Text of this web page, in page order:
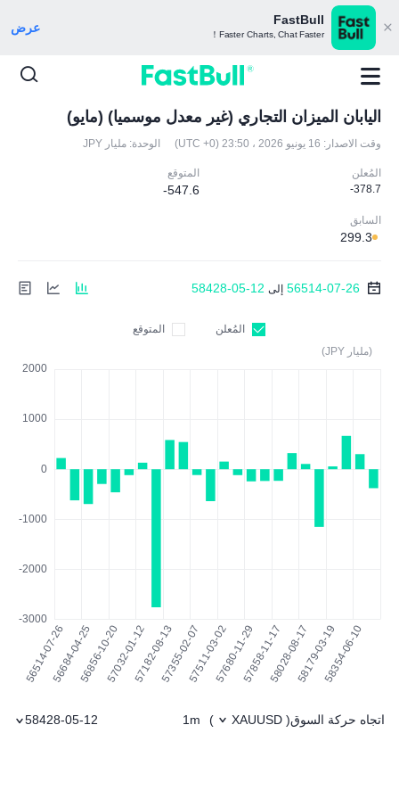
FastBull
Faster Charts, Chat Faster！ عرض
اليابان الميزان التجاري (غير معدل موسميا) (مايو)
وقت الاصدار: 16 يونيو 2026 ، 23:50 (UTC +0) الوحدة: مليار JPY
المُعلن
-378.7
المتوقع
-547.6
السابق
299.3
56514-07-26 إلى 58428-05-12
المُعلن
المتوقع
(مليار JPY)
اتجاه حركة السوق(
XAUUSD
)
1m
58428-05-12